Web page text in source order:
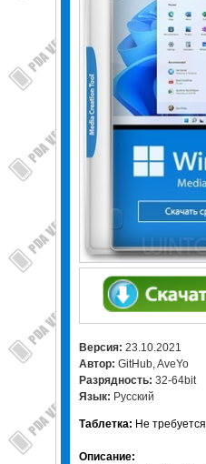
Версия: 23.10.2021
Автор: GitHub, AveYo
Разрядность: 32-64bit
Язык: Русский
Таблетка: Не требуется
Описание: